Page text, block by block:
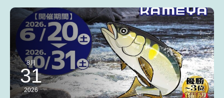
8月
31
2026